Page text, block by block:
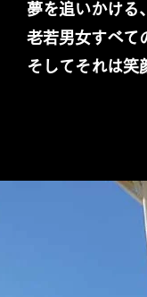
夢を追いかける
老若男女すべて
そしてそれは笑